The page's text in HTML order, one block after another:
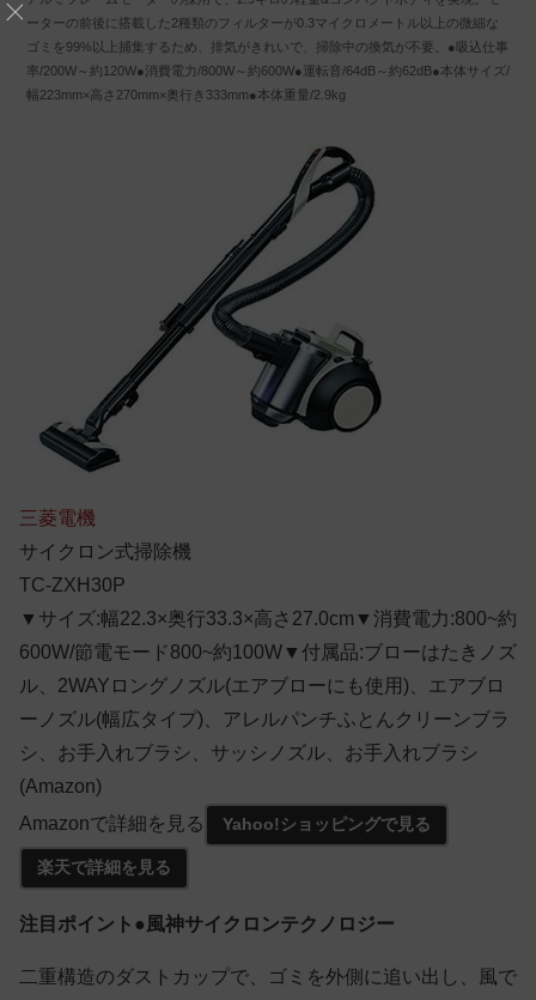
ーターの前後に搭載した2種類のフィルターが0.3マイクロメートル以上の微細な
ゴミを99%以上捕集するため、排気がきれいで、掃除中の換気が不要。●吸込仕事
率/200W～約120W●消費電力/800W～約600W●運転音/64dB～約62dB●本体サイズ/
幅223mm×高さ270mm×奥行き333mm●本体重量/2.9kg
三菱電機
サイクロン式掃除機
TC-ZXH30P
▼サイズ:幅22.3×奥行33.3×高さ27.0cm▼消費電力:800~約
600W/節電モード800~約100W▼付属品:ブローはたきノズ
ル、2WAYロングノズル(エアブローにも使用)、エアブロ
ーノズル(幅広タイプ)、アレルパンチふとんクリーンブラ
シ、お手入れブラシ、サッシノズル、お手入れブラシ
(Amazon)
Amazonで詳細を見る
Yahoo!ショッピングで見る
楽天で詳細を見る
注目ポイント●風神サイクロンテクノロジー
二重構造のダストカップで、ゴミを外側に追い出し、風で